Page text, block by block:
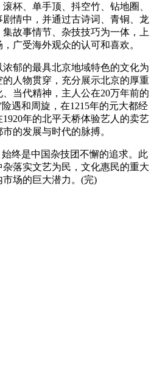
杯、单手顶、抖空竹、钻地圈、
情中，并通过古诗词、青铜、龙
故事情节、杂技技巧为一体，上
广受海外观众的认可和喜欢。
郁的最具北京地域特色的文化为
人物贯穿，充分展示北京的厚重
当代精神，主人公在20万年前的
遇和周旋，在1215年的元大都经
年的北平天桥体验艺人的卖艺
的发展与时代的脉搏。
终是中国杂技团不懈的追求。此
落实文艺为民，文化惠民的重大
场的巨大潜力。(完)